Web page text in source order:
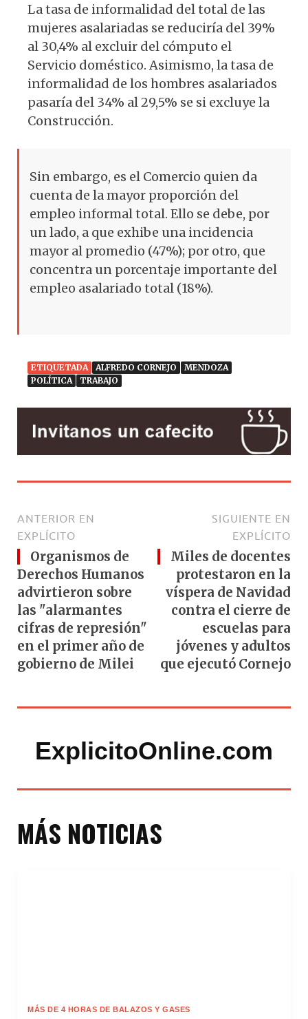
La tasa de informalidad del total de las
mujeres asalariadas se reduciría del 39%
al 30,4% al excluir del cómputo el
Servicio doméstico. Asimismo, la tasa de
informalidad de los hombres asalariados
pasaría del 34% al 29,5% se si excluye la
Construcción.
Sin embargo, es el Comercio quien da
cuenta de la mayor proporción del
empleo informal total. Ello se debe, por
un lado, a que exhibe una incidencia
mayor al promedio (47%); por otro, que
concentra un porcentaje importante del
empleo asalariado total (18%).
ETIQUETADA ALFREDO CORNEJO
MENDOZA
POLÍTICA
TRABAJO
ANTERIOR EN
EXPLÍCITO
Organismos de
Derechos Humanos
advirtieron sobre
las "alarmantes
cifras de represión"
en el primer año de
gobierno de Milei
SIGUIENTE EN
EXPLÍCITO
Miles de docentes
protestaron en la
víspera de Navidad
contra el cierre de
escuelas para
jóvenes y adultos
que ejecutó Cornejo
ExplicitoOnline.com
MÁS NOTICIAS
MÁS DE 4 HORAS DE BALAZOS Y GASES